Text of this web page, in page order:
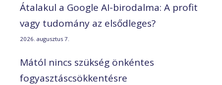
Átalakul a Google AI-birodalma: A profit
vagy tudomány az elsődleges?
2026. augusztus 7.
Mától nincs szükség önkéntes
fogyasztáscsökkentésre